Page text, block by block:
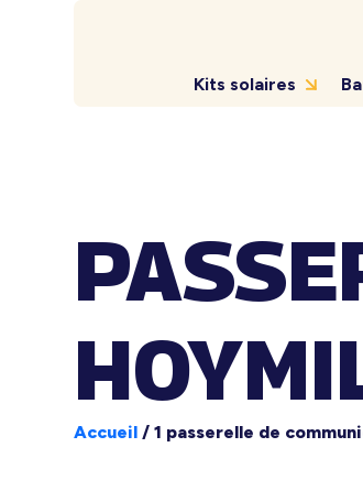
Kits solaires
Accueil /1 passerelle de